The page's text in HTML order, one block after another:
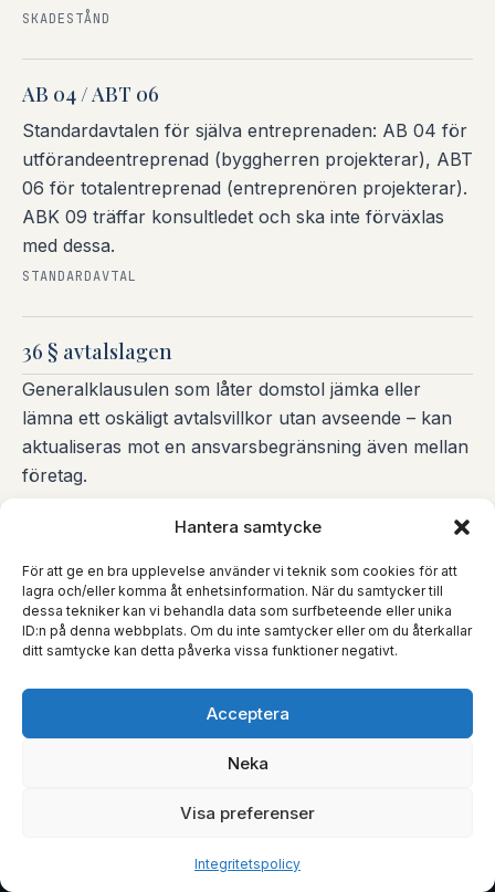
Hantera samtycke
För att ge en bra upplevelse använder vi teknik som cookies för att
lagra och/eller komma åt enhetsinformation. När du samtycker till
dessa tekniker kan vi behandla data som surfbeteende eller unika
ID:n på denna webbplats. Om du inte samtycker eller om du återkallar
ditt samtycke kan detta påverka vissa funktioner negativt.
Acceptera
Neka
Visa preferenser
Integritetspolicy
SKADESTÅND
AB 04 / ABT 06
Standardavtalen för själva entreprenaden: AB 04 för
utförandeentreprenad (byggherren projekterar), ABT
06 för totalentreprenad (entreprenören projekterar).
ABK 09 träffar konsultledet och ska inte förväxlas
med dessa.
STANDARDAVTAL
36 § avtalslagen
Generalklausulen som låter domstol jämka eller
lämna ett oskäligt avtalsvillkor utan avseende – kan
aktualiseras mot en ansvarsbegränsning även mellan
företag.
KLIENTOMDÖMEN
4,9 ★ ★ ★ ★ ★
GOOGLE · 80+ OMDÖMEN · UPPDATERAT LÖPANDE
Vad klienter säger som faktiskt drivit sina ärenden
löpande omdömen från Google.